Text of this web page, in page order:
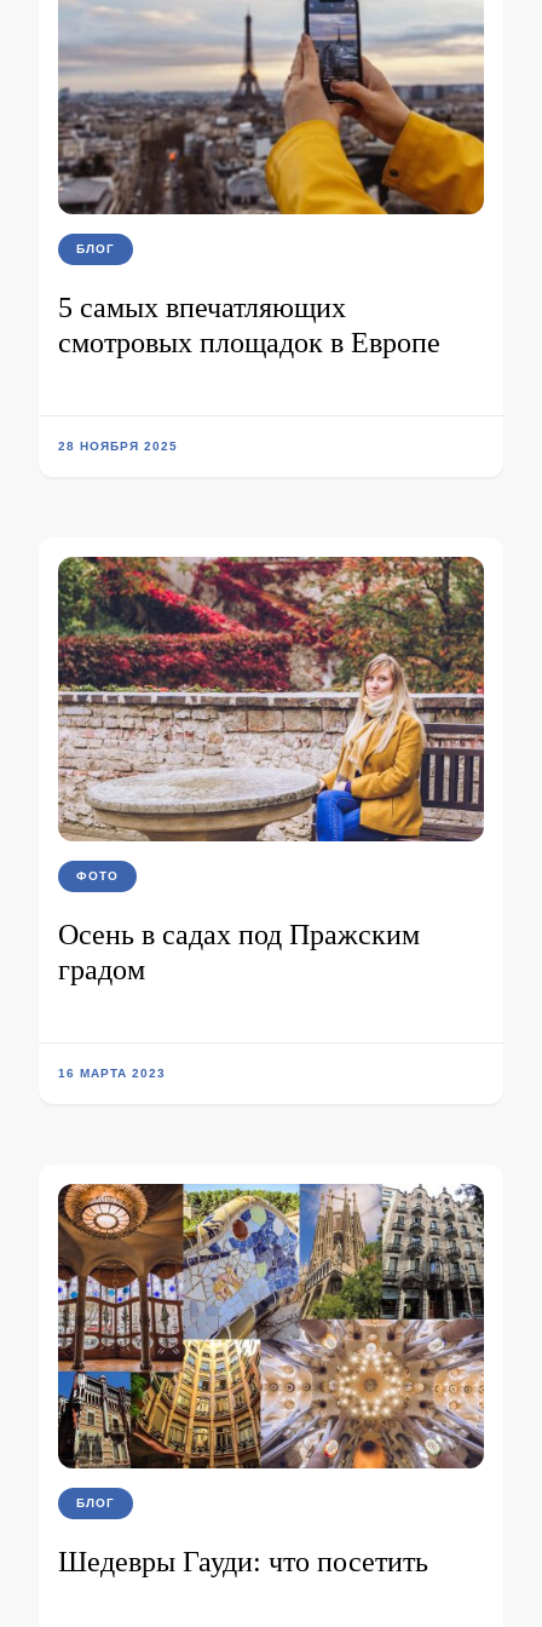
БЛОГ
5 самых впечатляющих
смотровых площадок в Европе
28 НОЯБРЯ 2025
ФОТО
Осень в садах под Пражским
градом
16 МАРТА 2023
БЛОГ
Шедевры Гауди: что посетить